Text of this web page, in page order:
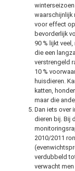
waarschijnlijk
voor effect
bevorderlijk
90 % lijkt
die een
verstrengeld
10 %
huisdieren.
katten,
maar die
Dan iets over
dieren bij. Bij
2010/2011
verdubbeld
verwacht